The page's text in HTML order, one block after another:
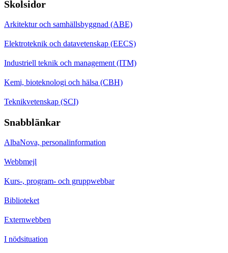
Skolsidor
Arkitektur och samhällsbyggnad (ABE)
Elektroteknik och datavetenskap (EECS)
Industriell teknik och management (ITM)
Kemi, bioteknologi och hälsa (CBH)
Teknikvetenskap (SCI)
Snabblänkar
AlbaNova, personalinformation
Webbmejl
Kurs-, program- och gruppwebbar
Biblioteket
Externwebben
I nödsituation